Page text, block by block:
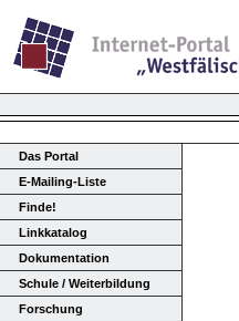
Das Portal
E-Mailing-Liste
Finde!
Linkkatalog
Dokumentation
Schule / Weiterbildung
Forschung